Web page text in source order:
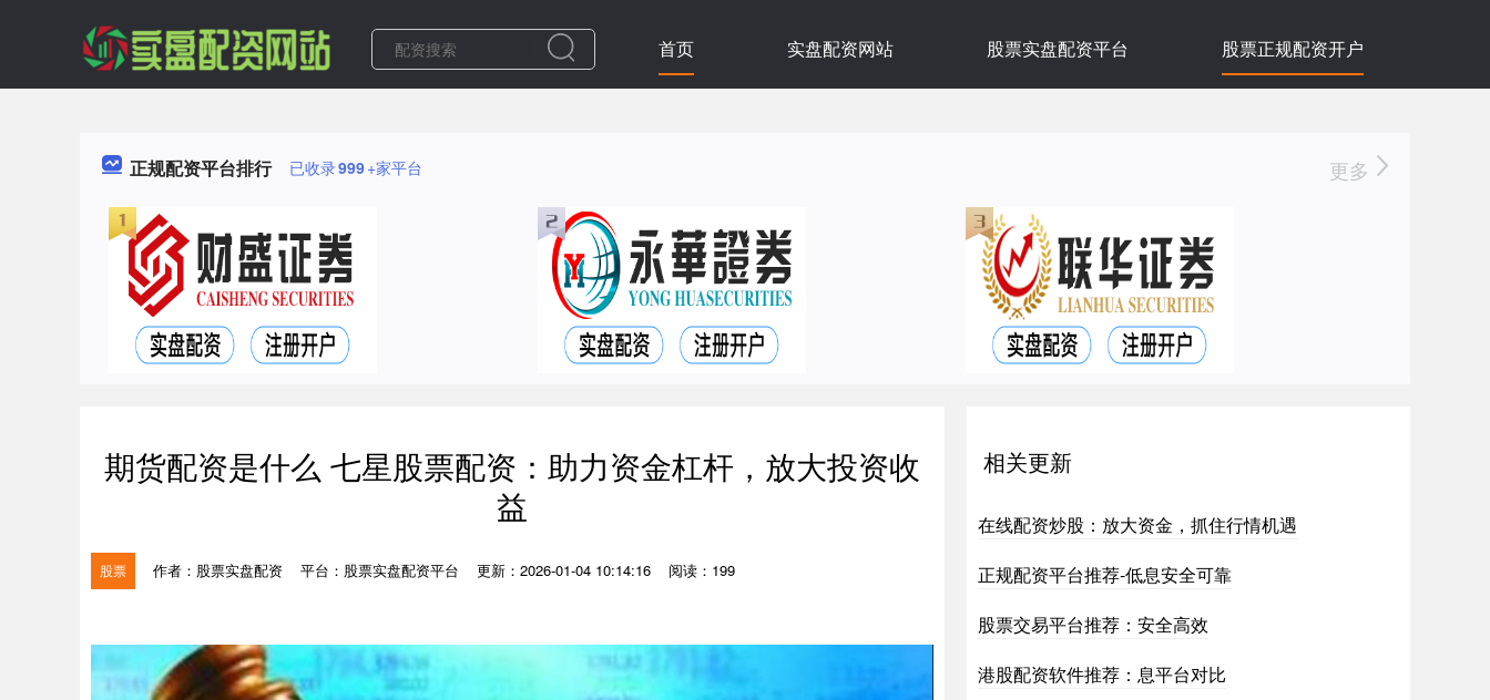
首页 实盘配资网站 股票实盘配资平台 股票正规配资开户
正规配资平台排行 已收录999+家平台 更多
期货配资是什么 七星股票配资：助力资金杠杆，放大投资收
益
股票 作者：股票实盘配资 平台：股票实盘配资平台 更新：2026-01-04 10:14:16 阅读：199
相关更新
在线配资炒股：放大资金，抓住行情机遇
正规配资平台推荐-低息安全可靠
股票交易平台推荐：安全高效
港股配资软件推荐：息平台对比